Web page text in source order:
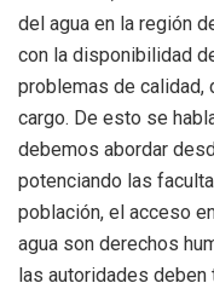
del agua en la región
con la disponibilidad
problemas de calidad,
cargo. De esto se
debemos abordar
potenciando las
población, el acceso
agua son derechos
las autoridades deben